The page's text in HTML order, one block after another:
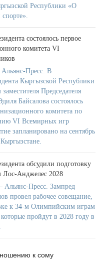
Республики «О
спорте».
состоялось первое
комитета VI
Пресс. В
Кыргызской Республики
Председателя
Байсалова состоялось
комитета по
VI Всемирных игр
запланировано на сентябрь
обсудили подготовку
Анджелес 2028
Пресс. Зампред
провел рабочее совещание,
к 34-м Олимпийским играм
пройдут в 2028 году в